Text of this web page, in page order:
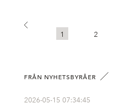
1 2
FRÅN NYHETSBYRÅER
2026-05-15 07:34:45